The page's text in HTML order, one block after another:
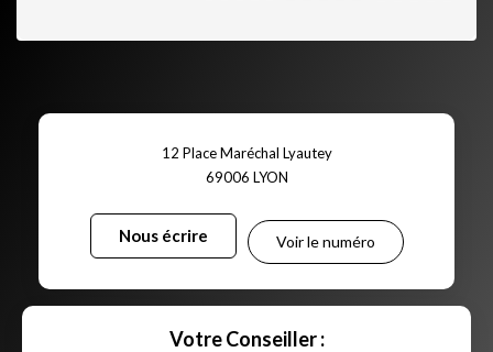
12 Place Maréchal Lyautey
69006 LYON
Nous écrire Voir le numéro
Votre Conseiller :